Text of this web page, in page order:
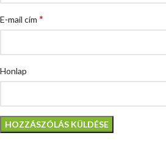
E-mail cím *
Honlap